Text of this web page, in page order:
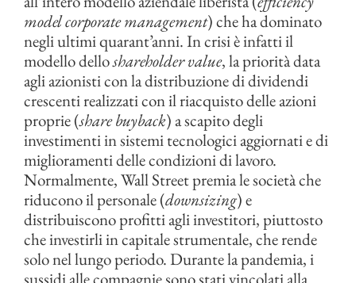
model corporate management) che ha dominato
negli ultimi quarant’anni. In crisi è infatti il
modello delloshareholder value, la priorità data
agli azionisti con la distribuzione di dividendi
crescenti realizzati con il riacquisto delle azioni
proprie (share buyback) a scapito degli
investimenti in sistemi tecnologici aggiornati e di
miglioramenti delle condizioni di lavoro.
Normalmente, Wall Street premia le società che
riducono il personale (downsizing) e
distribuiscono profitti agli investitori, piuttosto
che investirli in capitale strumentale, che rende
solo nel lungo periodo. Durante la pandemia, i
sussidi alle compagnie sono stati vincolati alla